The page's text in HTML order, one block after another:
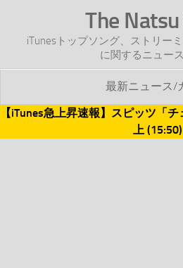
The
iTunesトップソング、ストリー
に関するニュー
最新ニュー
TOP
【iTunes急上昇速報】スピッツ「
上 (15:50)